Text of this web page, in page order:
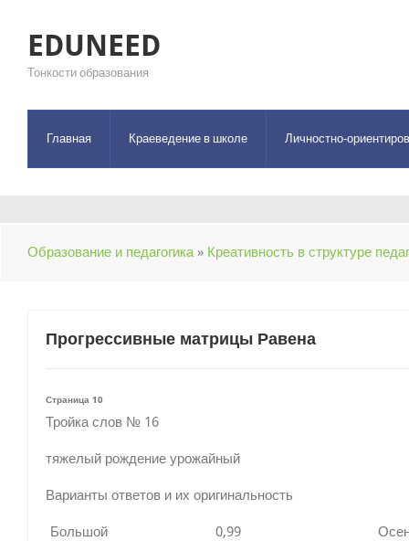
EDUNEED
Тонкости образования
Главная Краеведение в школе Личностно-
Образование и педагогика» Креативность в структуре
Прогрессивные матрицы Равена
Страница 10
Тройка слов № 16
тяжелый рождение урожайный
Варианты ответов и их оригинальность
Большой 0,99